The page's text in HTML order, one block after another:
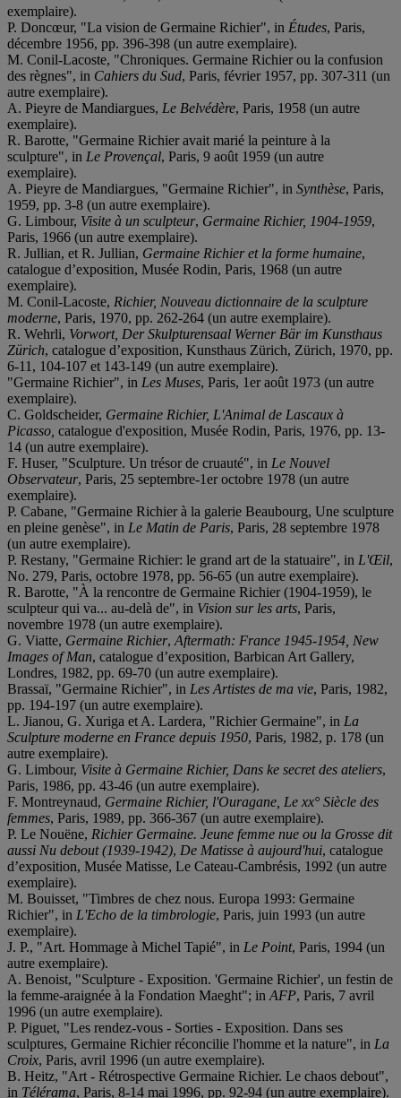
exemplaire).
P. Doncœur, "La vision de Germaine Richier", in Études, Paris,
décembre 1956, pp. 396-398 (un autre exemplaire).
M. Conil-Lacoste, "Chroniques. Germaine Richier ou la confusion
des règnes", in Cahiers du Sud, Paris, février 1957, pp. 307-311 (un
autre exemplaire).
A. Pieyre de Mandiargues, Le Belvédère, Paris, 1958 (un autre
exemplaire).
R. Barotte, "Germaine Richier avait marié la peinture à la
sculpture", in Le Provençal, Paris, 9 août 1959 (un autre
exemplaire).
A. Pieyre de Mandiargues, "Germaine Richier", in Synthèse, Paris,
1959, pp. 3-8 (un autre exemplaire).
G. Limbour, Visite à un sculpteur, Germaine Richier, 1904-1959,
Paris, 1966 (un autre exemplaire).
R. Jullian, et R. Jullian, Germaine Richier et la forme humaine,
catalogue d’exposition, Musée Rodin, Paris, 1968 (un autre
exemplaire).
M. Conil-Lacoste, Richier, Nouveau dictionnaire de la sculpture
moderne, Paris, 1970, pp. 262-264 (un autre exemplaire).
R. Wehrli, Vorwort, Der Skulpturensaal Werner Bär im Kunsthaus
Zürich, catalogue d’exposition, Kunsthaus Zürich, Zürich, 1970, pp.
6-11, 104-107 et 143-149 (un autre exemplaire).
"Germaine Richier", in Les Muses, Paris, 1er août 1973 (un autre
exemplaire).
C. Goldscheider, Germaine Richier, L'Animal de Lascaux à
Picasso, catalogue d'exposition, Musée Rodin, Paris, 1976, pp. 13-
14 (un autre exemplaire).
F. Huser, "Sculpture. Un trésor de cruauté", in Le Nouvel
Observateur, Paris, 25 septembre-1er octobre 1978 (un autre
exemplaire).
P. Cabane, "Germaine Richier à la galerie Beaubourg, Une sculpture
en pleine genèse", in Le Matin de Paris, Paris, 28 septembre 1978
(un autre exemplaire).
P. Restany, "Germaine Richier: le grand art de la statuaire", in L'Œil,
No. 279, Paris, octobre 1978, pp. 56-65 (un autre exemplaire).
R. Barotte, "À la rencontre de Germaine Richier (1904-1959), le
sculpteur qui va... au-delà de", in Vision sur les arts, Paris,
novembre 1978 (un autre exemplaire).
G. Viatte, Germaine Richier, Aftermath: France 1945-1954, New
Images of Man, catalogue d’exposition, Barbican Art Gallery,
Londres, 1982, pp. 69-70 (un autre exemplaire).
Brassaï, "Germaine Richier", in Les Artistes de ma vie, Paris, 1982,
pp. 194-197 (un autre exemplaire).
L. Jianou, G. Xuriga et A. Lardera, "Richier Germaine", in La
Sculpture moderne en France depuis 1950, Paris, 1982, p. 178 (un
autre exemplaire).
G. Limbour, Visite à Germaine Richier, Dans ke secret des ateliers,
Paris, 1986, pp. 43-46 (un autre exemplaire).
F. Montreynaud, Germaine Richier, l'Ouragane, Le xx° Siècle des
femmes, Paris, 1989, pp. 366-367 (un autre exemplaire).
P. Le Nouëne, Richier Germaine. Jeune femme nue ou la Grosse dit
aussi Nu debout (1939-1942), De Matisse à aujourd'hui, catalogue
d’exposition, Musée Matisse, Le Cateau-Cambrésis, 1992 (un autre
exemplaire).
M. Bouisset, "Timbres de chez nous. Europa 1993: Germaine
Richier", in L'Echo de la timbrologie, Paris, juin 1993 (un autre
exemplaire).
J. P., "Art. Hommage à Michel Tapié", in Le Point, Paris, 1994 (un
autre exemplaire).
A. Benoist, "Sculpture - Exposition. 'Germaine Richier', un festin de
la femme-araignée à la Fondation Maeght"; in AFP, Paris, 7 avril
1996 (un autre exemplaire).
P. Piguet, "Les rendez-vous - Sorties - Exposition. Dans ses
sculptures, Germaine Richier réconcilie l'homme et la nature", in La
Croix, Paris, avril 1996 (un autre exemplaire).
B. Heitz, "Art - Rétrospective Germaine Richier. Le chaos debout",
in Télérama, Paris, 8-14 mai 1996, pp. 92-94 (un autre exemplaire).